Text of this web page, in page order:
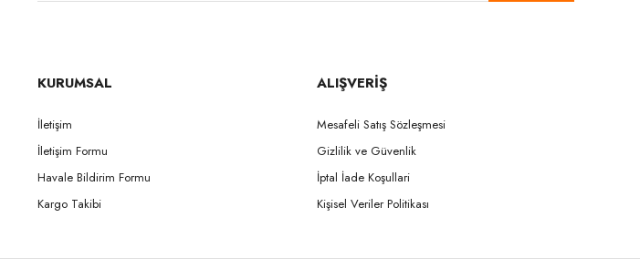
KURUMSAL
İletişim
İletişim Formu
Havale Bildirim Formu
Kargo Takibi
ALIŞVERİŞ
Mesafeli Satış Sözleşmesi
Gizlilik ve Güvenlik
İptal İade Koşullari
Kişisel Veriler Politikası